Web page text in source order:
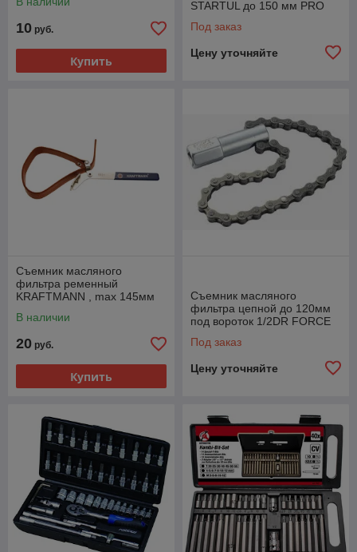
10 руб.
Купить
STARTUL до 150 мм PRO
Под заказ
Цену уточняйте
Съемник масляного
фильтра ременный
KRAFTMANN , max 145мм
В наличии
20 руб.
Купить
Съемник масляного
фильтра цепной до 120мм
под вороток 1/2DR FORCE
Под заказ
Цену уточняйте